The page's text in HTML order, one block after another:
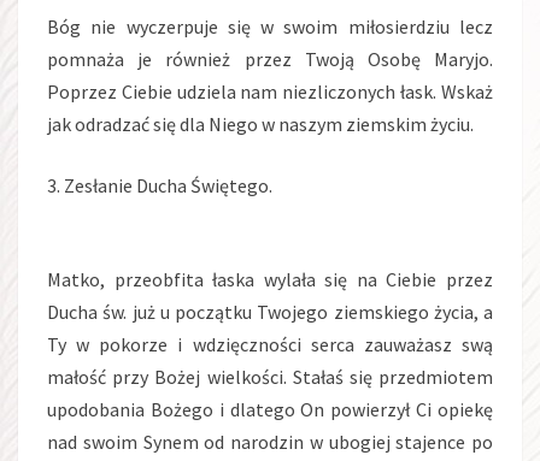
Bóg nie wyczerpuje się w swoim miłosierdziu lecz
pomnaża je również przez Twoją Osobę Maryjo.
Poprzez Ciebie udziela nam niezliczonych łask. Wskaż
jak odradzać się dla Niego w naszym ziemskim życiu.
3. Zesłanie Ducha Świętego.
Matko, przeobfita łaska wylała się na Ciebie przez
Ducha św. już u początku Twojego ziemskiego życia, a
Ty w pokorze i wdzięczności serca zauważasz swą
małość przy Bożej wielkości. Stałaś się przedmiotem
upodobania Bożego i dlatego On powierzył Ci opiekę
nad swoim Synem od narodzin w ubogiej stajence po